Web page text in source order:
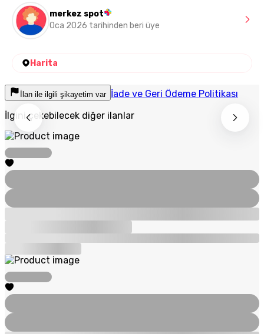
merkez spot
Oca 2026 tarihinden beri üye
Harita
İlan ile ilgili şikayetim var İade ve Geri Ödeme Politikası
İlgini çekebilecek diğer ilanlar